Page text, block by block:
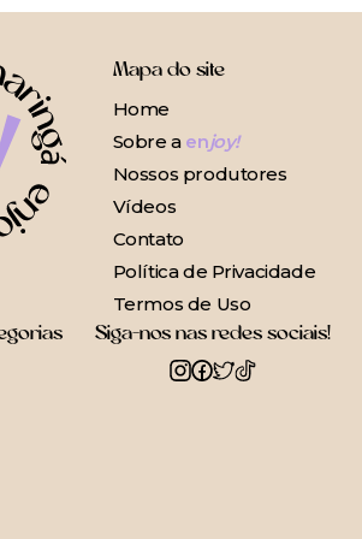
Mapa do site
Home
Sobre a enjoy!
Nossos produtores
Vídeos
Contato
Política de Privacidade
Termos de Uso
Siga-nos nas redes sociais!